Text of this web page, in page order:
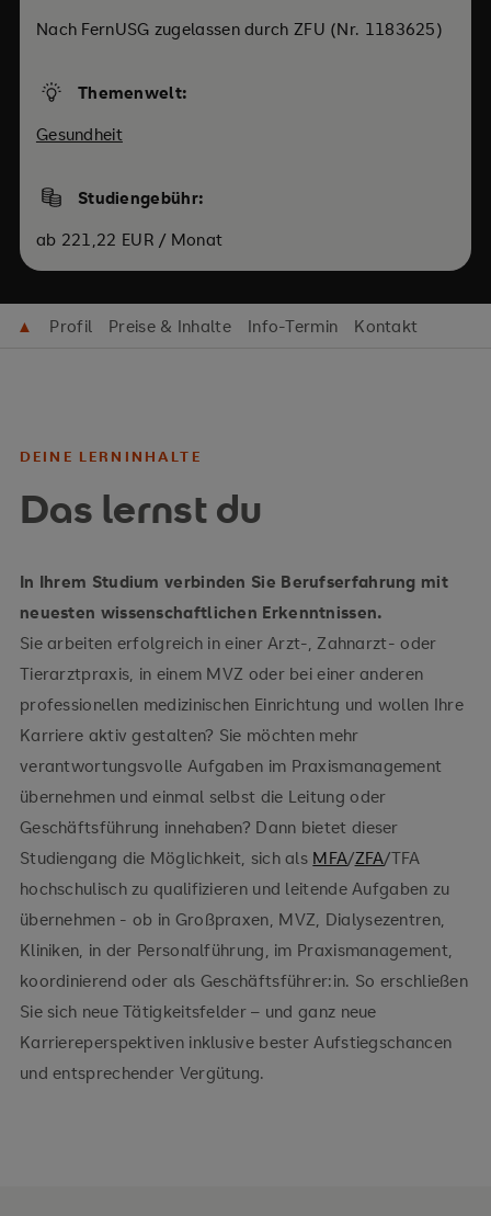
Nach FernUSG zugelassen durch ZFU (Nr. 1183625)
Themenwelt:
Gesundheit
Studiengebühr:
ab 221,22 EUR / Monat
▲ Profil Preise & Inhalte Info-Termin Kontakt
DEINE LERNINHALTE
Das lernst du
In Ihrem Studium verbinden Sie Berufserfahrung mit
neuesten wissenschaftlichen Erkenntnissen.
Sie arbeiten erfolgreich in einer Arzt-, Zahnarzt- oder
Tierarztpraxis, in einem MVZ oder bei einer anderen
professionellen medizinischen Einrichtung und wollen Ihre
Karriere aktiv gestalten? Sie möchten mehr
verantwortungsvolle Aufgaben im Praxismanagement
übernehmen und einmal selbst die Leitung oder
Geschäftsführung innehaben? Dann bietet dieser
Studiengang die Möglichkeit, sich als MFA/ZFA/TFA
hochschulisch zu qualifizieren und leitende Aufgaben zu
übernehmen - ob in Großpraxen, MVZ, Dialysezentren,
Kliniken, in der Personalführung, im Praxismanagement,
koordinierend oder als Geschäftsführer:in. So erschließen
Sie sich neue Tätigkeitsfelder – und ganz neue
Karriereperspektiven inklusive bester Aufstiegschancen
und entsprechender Vergütung.